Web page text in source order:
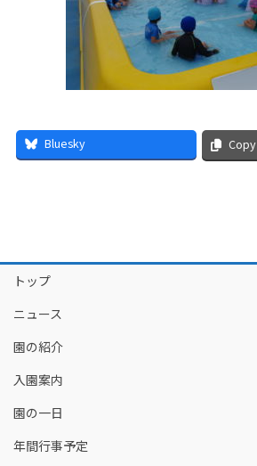
Bluesky Copy
トップ
ニュース
園の紹介
入園案内
園の一日
年間行事予定